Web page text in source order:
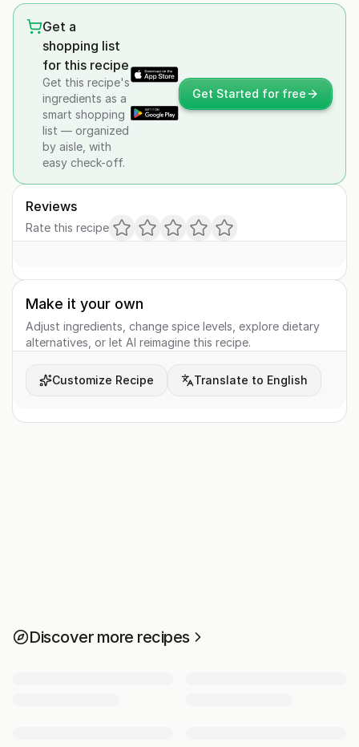
Get a
shopping list
for this recipe
Get this recipe's
ingredients as a
smart shopping
list — organized
by aisle, with
easy check-off.
Get Started for free
Reviews
Rate this recipe
Make it your own
Adjust ingredients, change spice levels, explore dietary
alternatives, or let AI reimagine this recipe.
Customize Recipe Translate to English
Discover more recipes